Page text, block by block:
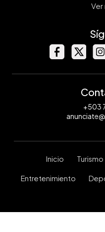
Ver
+503
Inicio Turismo
Entretenimiento